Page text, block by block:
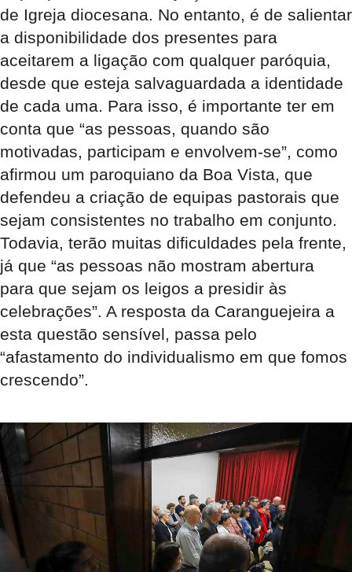
de Igreja diocesana. No entanto, é de salientar
a disponibilidade dos presentes para
aceitarem a ligação com qualquer paróquia,
desde que esteja salvaguardada a identidade
de cada uma. Para isso, é importante ter em
conta que “as pessoas, quando são
motivadas, participam e envolvem-se”, como
afirmou um paroquiano da Boa Vista, que
defendeu a criação de equipas pastorais que
sejam consistentes no trabalho em conjunto.
Todavia, terão muitas dificuldades pela frente,
já que “as pessoas não mostram abertura
para que sejam os leigos a presidir às
celebrações”. A resposta da Caranguejeira a
esta questão sensível, passa pelo
“afastamento do individualismo em que fomos
crescendo”.